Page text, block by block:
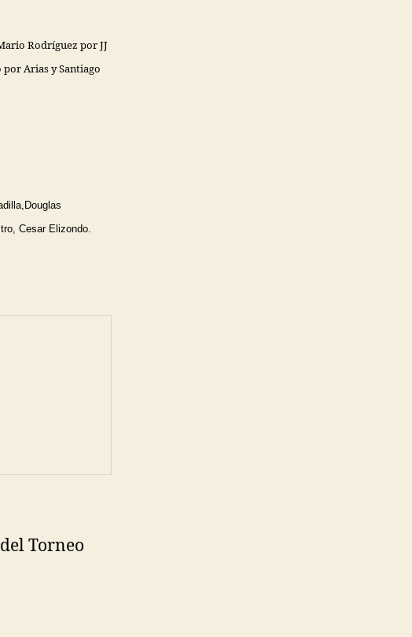
Rodríguez por JJ
Arias y Santiago
Cesar Elizondo.
Torneo